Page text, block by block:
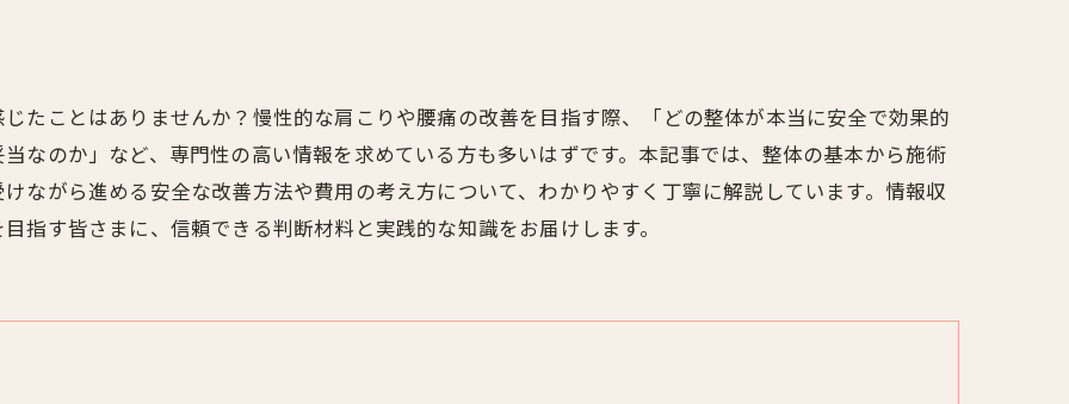
たことはありませんか？慢性的な肩こりや腰痛の改善を目指す際、「どの整体が本当に安全で効果的
なのか」など、専門性の高い情報を求めている方も多いはずです。本記事では、整体の基本から施術
ながら進める安全な改善方法や費用の考え方について、わかりやすく丁寧に解説しています。情報収
指す皆さまに、信頼できる判断材料と実践的な知識をお届けします。